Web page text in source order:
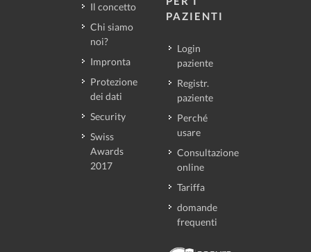
Il concetto
Chi siamo
noi?
Impronta
Protezione
dei dati
Security
Swiss
Awards
2017
PAZIENTI
Login
paziente
Registr.
paziente
Perché
usare
Consultazione
online
Tariffa
domande
frequenti